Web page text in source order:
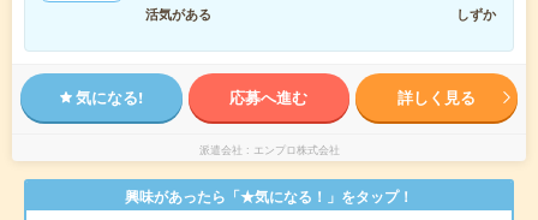
活気がある
しずか
気になる! 応募へ進む 詳しく見る
派遣会社 エンプロ株式会社
興味があったら「★気になる！」をタップ！